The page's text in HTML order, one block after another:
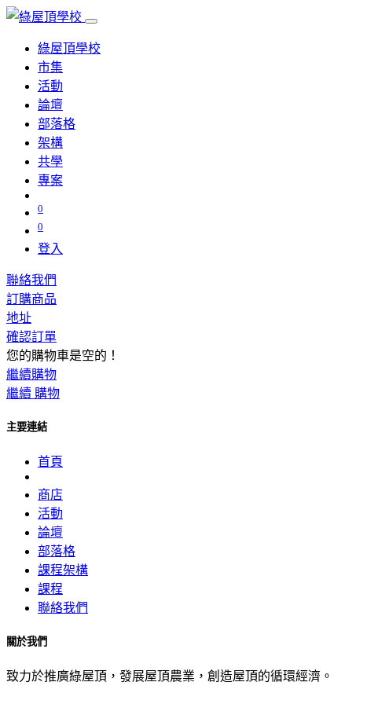
綠屋頂學校
市集
活動
論壇
部落格
架構
共學
專案
0
0
登入
聯絡我們
訂購商品
地址
確認訂單
您的購物車是空的！
繼續購物
繼續 購物
主要連結
首頁
商店
活動
論壇
部落格
課程架構
課程
聯絡我們
關於我們
致力於推廣綠屋頂，發展屋頂農業，創造屋頂的循環經濟。